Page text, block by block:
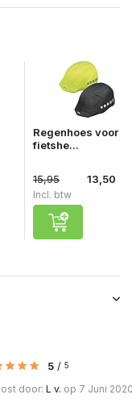
Regenhoes voor
fietshe...
15,95 13,50
Incl. btw
5 / 5
door: L v. op 7 Juni